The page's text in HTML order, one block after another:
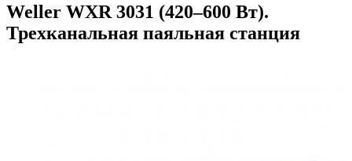
Weller WXR 3031 (420–600 Вт).
Трехканальная паяльная станция